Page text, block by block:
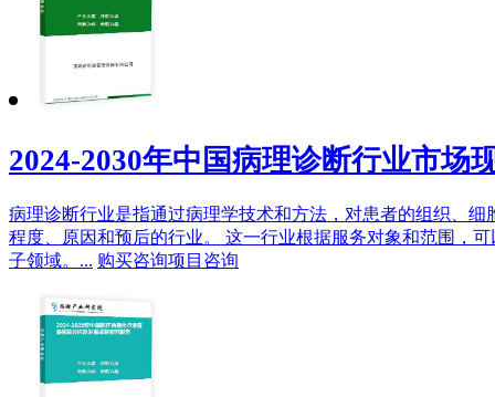
2024-2030年中国病理诊断行业市场
病理诊断行业是指通过病理学技术和方法，对患者的组织、
程度、原因和预后的行业。‌ 这一行业根据服务对象和范围，
子领域。... 购买咨询项目咨询